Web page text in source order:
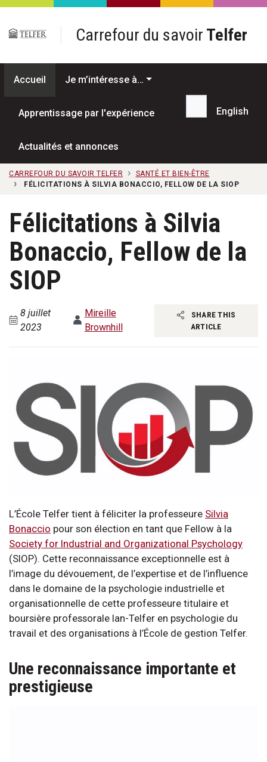
Passer au contenu principal
Carrefour du savoir Telfer
Accueil Je m’intéresse à…
Apprentissage par l'expérience
Actualités et annonces
Recherche...
English
CARREFOUR DU SAVOIR TELFER
SANTÉ ET BIEN-ÊTRE
FÉLICITATIONS À SILVIA BONACCIO, FELLOW DE LA SIOP
Félicitations à Silvia
Bonaccio, Fellow de la
SIOP
8 juillet
2023
Mireille
Brownhill
SHARE THIS
ARTICLE
L’École Telfer tient à féliciter la professeure Silvia
Bonaccio pour son élection en tant que Fellow à la
Society for Industrial and Organizational Psychology
(SIOP). Cette reconnaissance exceptionnelle est à
l’image du dévouement, de l’expertise et de l’influence
dans le domaine de la psychologie industrielle et
organisationnelle de cette professeure titulaire et
boursière professorale Ian-Telfer en psychologie du
travail et des organisations à l’École de gestion Telfer.
Une reconnaissance importante et
prestigieuse